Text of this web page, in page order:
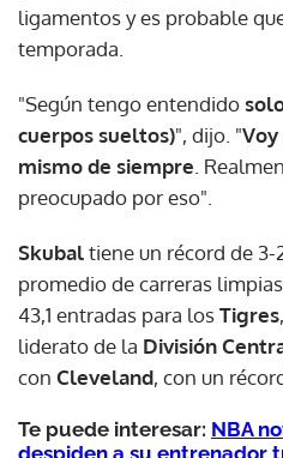
ligamentos y es probable
temporada.
"Según tengo entendido
cuerpos sueltos)", dijo. "
mismo de siempre .
preocupado por eso".
Skubaltiene un récord de 3-
promedio de carreras
43,1 entradas para losTigres
liderato de la División
con Cleveland, con un
Te puede interesar: NBA
despiden a su entrenador